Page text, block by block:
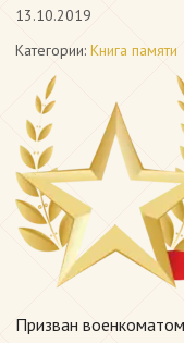
13.10.2019
Категории: Книга памяти
Призван